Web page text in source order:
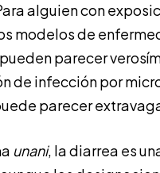
alguien con
modelos de
parecer
de infección por
parecer
unani, la diarrea es